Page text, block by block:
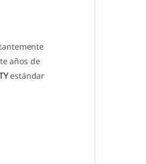
años de
estándar